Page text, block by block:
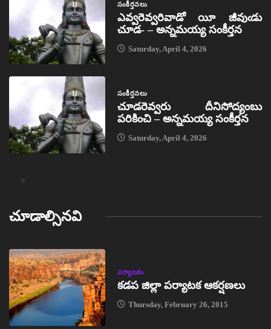
సంకీర్తనలు
ఎవ్వరెవ్వరివాడో యీ జీవుఁడు
చూడ- – అన్నమయ్య సంకీర్తన
Saturday, April 4, 2026
సంకీర్తనలు
చూడరెవ్వరు దీనిసోద్యంబు
పరికించి – అన్నమయ్య సంకీర్తన
Saturday, April 4, 2026
చూడాల్సినవి
పర్యాటకం
కడప జిల్లా పర్యాటక ఆకర్షణలు
Thursday, February 26, 2015